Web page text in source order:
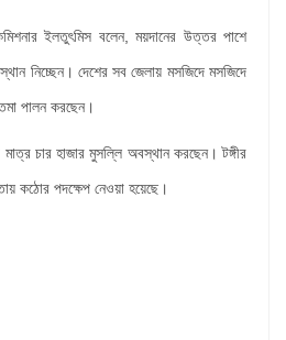
ইলতুৎমিস বলেন, ময়দানের উত্তর পাশে
নিচ্ছেন। দেশের সব জেলায় মসজিদে মসজিদে
পালন করছেন।
চার হাজার মুসল্লি অবস্থান করছেন। টঙ্গীর
কঠোর পদক্ষেপ নেওয়া হয়েছে।